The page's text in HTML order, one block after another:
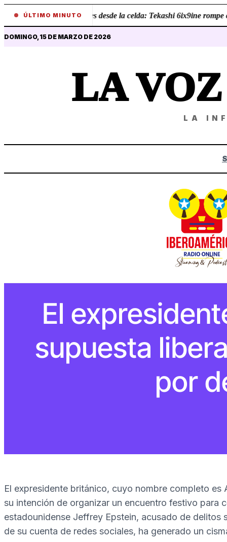
ÚLTIMO MINUTO
• Revelaciones desde la celda: Tekashi 6ix9ine rompe
DOMINGO, 15 DE MARZO DE 2026
LA VOZ
LA
El
supuesta
por
El expresidente británico, cuyo nombre completo
su intención de organizar un encuentro festivo para
estadounidense Jeffrey Epstein, acusado de delitos
de su cuenta de redes sociales, ha generado un